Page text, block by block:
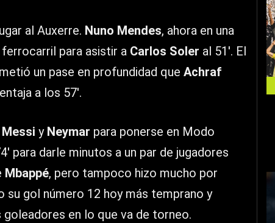
al Auxerre. Nuno Mendes, ahora en una
para asistir a Carlos Soler al 51′. El
un pase en profundidad que Achraf
a los 57′.
y Neymar para ponerse en Modo
para darle minutos a un par de jugadores
Mbappé, pero tampoco hizo mucho por
su gol número 12 hoy más temprano y
en lo que va de torneo.